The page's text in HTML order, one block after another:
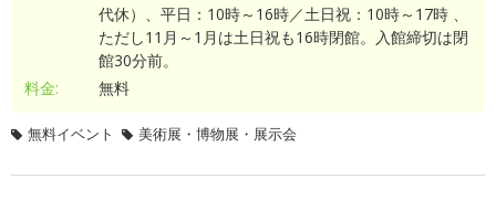
代休）、平日：10時～16時／土日祝：10時～17時 、
ただし11月～1月は土日祝も16時閉館。入館締切は閉
館30分前。
料金:
無料
無料イベント 美術展・博物展・展示会